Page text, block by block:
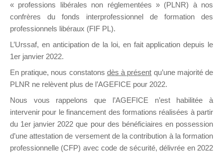
DIRIGEANT
Ce groupe est destiné aux Organismes de
Formation qui souhaitent répondre à l’Appel à
« professions libérales non réglementées » (PLNR) à nos
confrères du fonds interprofessionnel de formation des
professionnels libéraux (FIF PL).
L’Urssaf, en anticipation de la loi, en fait application depuis le
1er janvier 2022.
En pratique, nous constatons dès à présent qu’une majorité de
PLNR ne relèvent plus de l’AGEFICE pour 2022.
Nous vous rappelons que l’AGEFICE n’est habilitée à
intervenir pour le financement des formations réalisées à partir
du 1er janvier 2022 que pour des bénéficiaires en possession
d’une attestation de versement de la contribution à la formation
professionnelle (CFP) avec code de sécurité, délivrée en 2022